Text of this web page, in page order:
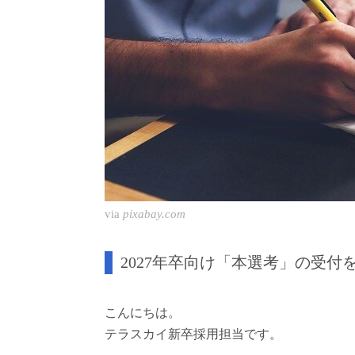
via pixabay.com
2027年卒向け「本選考」の受付
こんにちは。
テラスカイ新卒採用担当です。